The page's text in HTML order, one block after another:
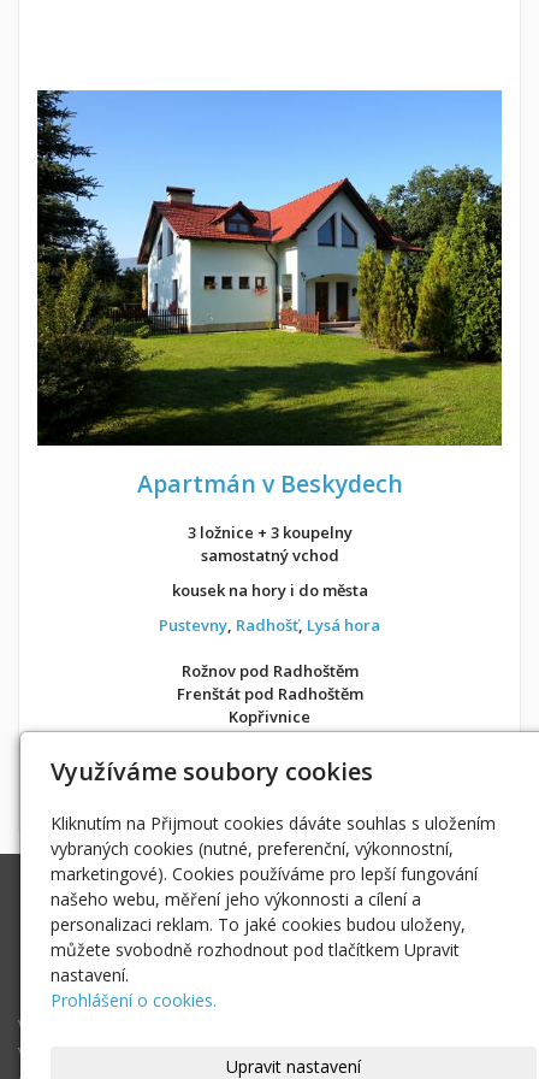
Apartmán v Beskydech
3 ložnice + 3 koupelny
samostatný vchod
kousek na hory i do města
Pustevny, Radhošť, Lysá hora
Rožnov pod Radhoštěm
Frenštát pod Radhoštěm
Kopřivnice
Možnost objednání ubytování také přesAirbnb
Ing. Radek Hoďák
Tichá 502, 742 74 Tichá
IČ: 18979661
radek@hodak.cz
Webové kamery
Vložte webkameru
Využíváme soubory cookies
Kliknutím na Přijmout cookies dáváte souhlas s uložením
vybraných cookies (nutné, preferenční, výkonnostní,
marketingové). Cookies používáme pro lepší fungování
našeho webu, měření jeho výkonnosti a cílení a
personalizaci reklam. To jaké cookies budou uloženy,
můžete svobodně rozhodnout pod tlačítkem Upravit
nastavení.
Prohlášení o cookies.
Upravit nastavení